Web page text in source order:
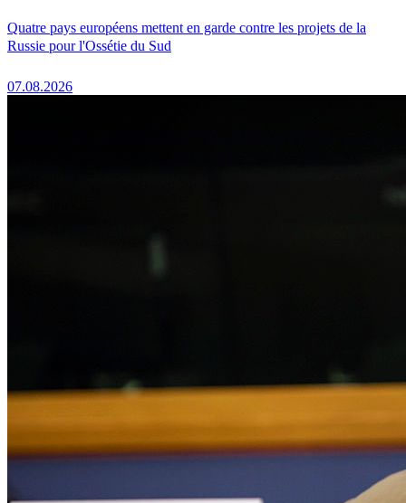
Quatre pays européens mettent en garde contre les projets de la
Russie pour l'Ossétie du Sud
07.08.2026